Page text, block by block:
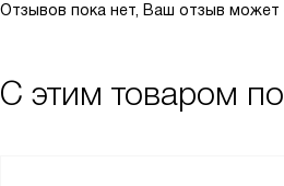
Отзывов пока нет, Ваш отзыв может
С этим товаром